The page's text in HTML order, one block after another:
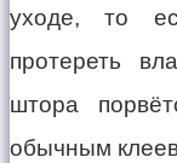
уходе, то
протереть
штора
обычным